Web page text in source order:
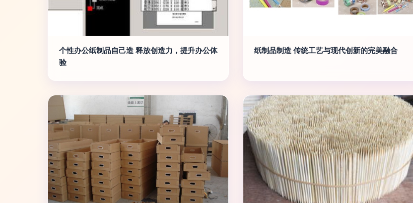
个性办公纸制品自己造 释放创造力，提升办公体
验
纸制品制造 传统工艺与现代创新的完美融合